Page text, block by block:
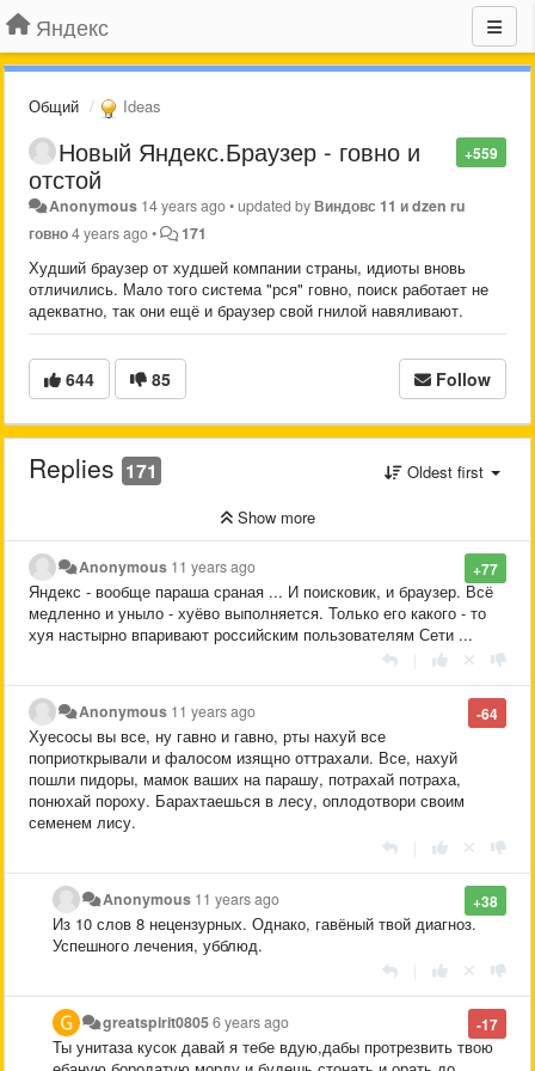
Яндекс
Общий Ideas
+559
Новый Яндекс.Браузер - говно и
отстой
Anonymous 14 years ago•updated byВиндовс 11 и dzen ru
говно4 years ago• 171
Худший браузер от худшей компании страны, идиоты вновь
отличились. Мало того система "рся" говно, поиск работает не
адекватно, так они ещё и браузер свой гнилой навяливают.
644 85 Follow
Replies 171
Oldest first
Show more
+77
Anonymous 11 years ago
Яндекс - вообще параша сраная ... И поисковик, и браузер. Всё
медленно и уныло - хуёво выполняется. Только его какого - то
хуя настырно впаривают российским пользователям Сети ...
-64
Anonymous 11 years ago
Хуесосы вы все, ну гавно и гавно, рты нахуй все
поприоткрывали и фалосом изящно оттрахали. Все, нахуй
пошли пидоры, мамок ваших на парашу, потрахай потраха,
понюхай пороху. Барахтаешься в лесу, оплодотвори своим
семенем лису.
+38
Anonymous 11 years ago
Из 10 слов 8 нецензурных. Однако, гавёный твой диагноз.
Успешного лечения, убблюд.
-17
greatspirit08056 years ago
Ты унитаза кусок давай я тебе вдую,дабы протрезвить твою